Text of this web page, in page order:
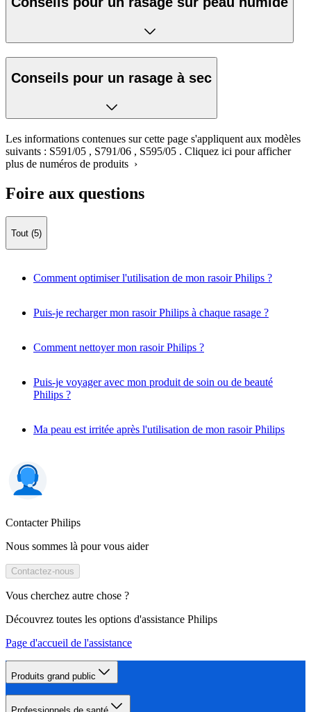
Conseils pour un rasage à sec
Les informations contenues sur cette page s'appliquent aux modèles
suivants : S591/05 , S791/06 , S595/05 . Cliquez ici pour afficher
plus de numéros de produits ›
Foire aux questions
Tout (5)
Comment optimiser l'utilisation de mon rasoir Philips ?
Puis-je recharger mon rasoir Philips à chaque rasage ?
Comment nettoyer mon rasoir Philips ?
Puis-je voyager avec mon produit de soin ou de beauté
Philips ?
Ma peau est irritée après l'utilisation de mon rasoir Philips
Contacter Philips
Nous sommes là pour vous aider
Contactez-nous
Vous cherchez autre chose ?
Découvrez toutes les options d'assistance Philips
Page d'accueil de l'assistance
Produits grand public